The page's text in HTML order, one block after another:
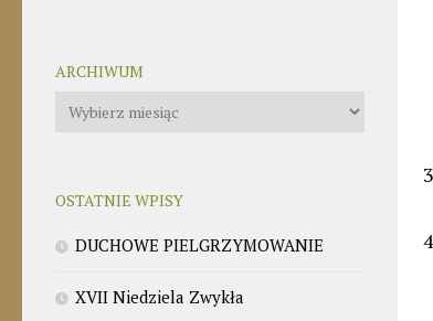
ARCHIWUM
Archiwum
OSTATNIE WPISY
DUCHOWE PIELGRZYMOWANIE
XVII Niedziela Zwykła